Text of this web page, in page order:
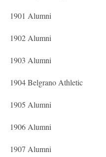
1901 Alumni
1902 Alumni
1903 Alumni
1904 Belgrano Athletic
1905 Alumni
1906 Alumni
1907 Alumni